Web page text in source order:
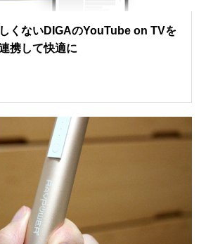
くないDIGAのYouTube on TVを
携して快適に